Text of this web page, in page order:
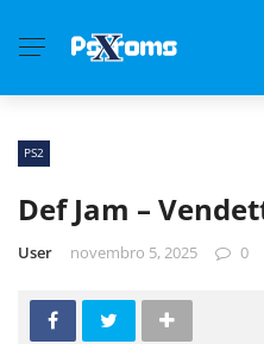
PS2
Def Jam –
User novembro 5, 2025 0